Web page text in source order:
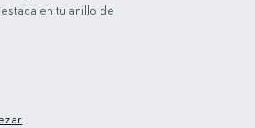
en tu anillo de